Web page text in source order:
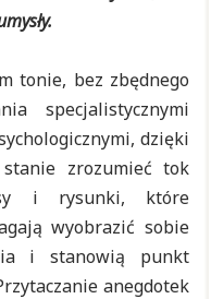
tonie, bez zbędnego
specjalistycznymi
dzięki
zrozumieć tok
i rysunki, które
wyobrazić sobie
i stanowią punkt
anegdotek